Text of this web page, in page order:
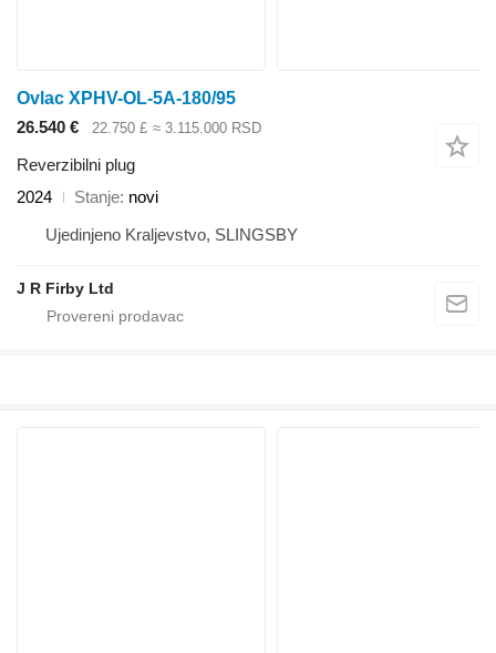
Ovlac XPHV-OL-5A-180/95
26.540 €
22.750 £ ≈ 3.115.000 RSD
Reverzibilni plug
2024
Stanje novi
Ujedinjeno Kraljevstvo, SLINGSBY
J R Firby Ltd